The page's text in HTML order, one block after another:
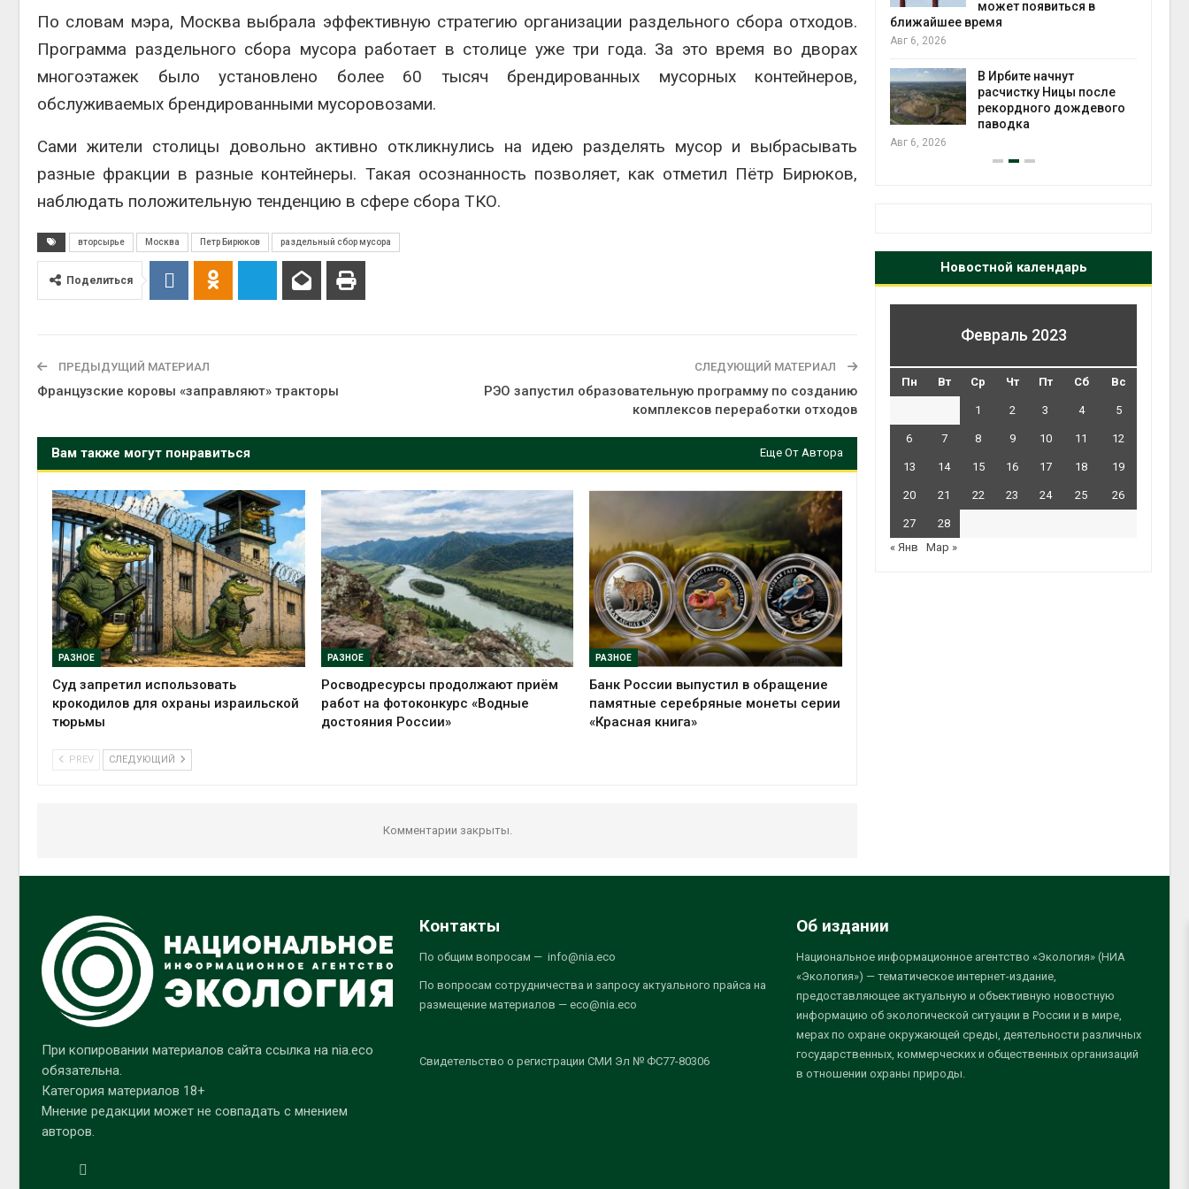
По словам мэра, Москва выбрала эффективную стратегию организации раздельного сбора отходов.
Программа раздельного сбора мусора работает в столице уже три года. За это время во дворах
многоэтажек было установлено более 60 тысяч брендированных мусорных контейнеров,
обслуживаемых брендированными мусоровозами.
Сами жители столицы довольно активно откликнулись на идею разделять мусор и выбрасывать
разные фракции в разные контейнеры. Такая осознанность позволяет, как отметил Пётр Бирюков,
наблюдать положительную тенденцию в сфере сбора ТКО.
вторсырье Москва Петр Бирюков раздельный сбор мусора
Поделиться
ПРЕДЫДУЩИЙ МАТЕРИАЛ
Французские коровы «заправляют» тракторы
СЛЕДУЮЩИЙ МАТЕРИАЛ
РЭО запустил образовательную программу по созданию
комплексов переработки отходов
Вам также могут понравиться Еще От Автора
РАЗНОЕ
Суд запретил использовать
крокодилов для охраны израильской
тюрьмы
РАЗНОЕ
Росводресурсы продолжают приём
работ на фотоконкурс «Водные
достояния России»
РАЗНОЕ
Банк России выпустил в обращение
памятные серебряные монеты серии
«Красная книга»
PREV СЛЕДУЮЩИЙ
Комментарии закрыты.
Суд запретил
использовать
крокодилов для охраны
Авг 5, 2026
Авг 6, 2026
Европа теряет всё
больше лесной
может появиться в
ближайшее время
Авг 6, 2026
В Ирбите начнут
расчистку Ницы после
рекордного дождевого
паводка
Авг 6, 2026
Новостной календарь
Февраль 2023
Пн Вт Ср Чт Пт Сб Вс
1 2 3 4 5
6 7 8 9 10 11 12
13 14 15 16 17 18 19
20 21 22 23 24 25 26
27
28
« Янв
Мар »
При копировании материалов сайта ссылка на nia.eco
обязательна.
Категория материалов 18+
Мнение редакции может не совпадать с мнением
авторов.
Контакты
По общим вопросам — info@nia.eco
По вопросам сотрудничества и запросу актуального прайса на
размещение материалов — eco@nia.eco
Свидетельство о регистрации СМИ Эл № ФС77-80306
Об издании
Национальное информационное агентство «Экология» (НИА
«Экология») — тематическое интернет-издание,
предоставляющее актуальную и объективную новостную
информацию об экологической ситуации в России и в мире,
мерах по охране окружающей среды, деятельности различных
государственных, коммерческих и общественных организаций
в отношении охраны природы.